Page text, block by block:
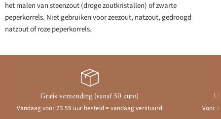
het malen van steenzout (droge zoutkristallen) of zwarte
peperkorrels. Niet gebruiken voor zeezout, natzout, gedroogd
natzout of roze peperkorrels.
Gratis verzending (vanaf 50 euro)
Vandaag voor 23.59 uur besteld = vandaag verstuurd Voor